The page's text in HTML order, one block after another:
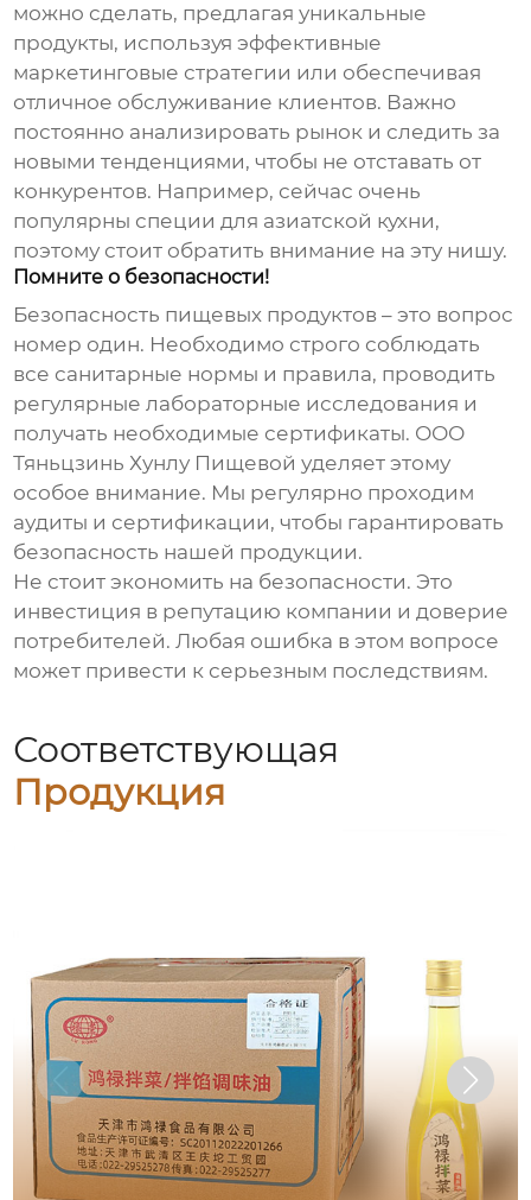
можно сделать, предлагая уникальные
продукты, используя эффективные
маркетинговые стратегии или обеспечивая
отличное обслуживание клиентов. Важно
постоянно анализировать рынок и следить за
новыми тенденциями, чтобы не отставать от
конкурентов. Например, сейчас очень
популярны специи для азиатской кухни,
поэтому стоит обратить внимание на эту нишу.
Помните о безопасности!
Безопасность пищевых продуктов – это вопрос
номер один. Необходимо строго соблюдать
все санитарные нормы и правила, проводить
регулярные лабораторные исследования и
получать необходимые сертификаты. ООО
Тяньцзинь Хунлу Пищевой уделяет этому
особое внимание. Мы регулярно проходим
аудиты и сертификации, чтобы гарантировать
безопасность нашей продукции.
Не стоит экономить на безопасности. Это
инвестиция в репутацию компании и доверие
потребителей. Любая ошибка в этом вопросе
может привести к серьезным последствиям.
Соответствующая
Продукция